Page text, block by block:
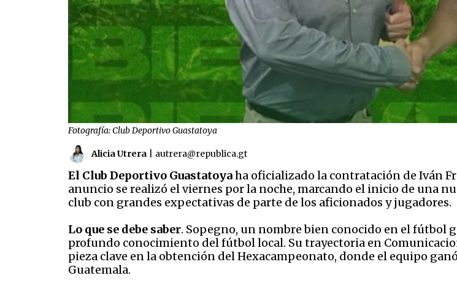
Fotografía: Club Deportivo Guastatoya
Alicia Utrera autrera@republica.gt
El Club Deportivo Guastatoyaha oficializado la contratación de Iván
anuncio se realizó el viernes por la noche, marcando el inicio de una
club con grandes expectativas de parte de los aficionados y jugadores.
Lo que se debe saber. Sopegno, un nombre bien conocido en el fútbol
profundo conocimiento del fútbol local. Su trayectoria en
pieza clave en la obtención del Hexacampeonato, donde el equipo
Guatemala.